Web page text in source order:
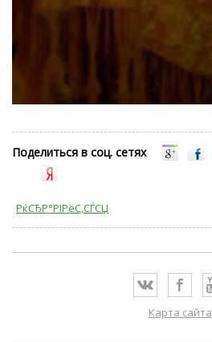
Поделиться в соц. сетях
РќСЂР°РІРёС‚СЃСЏ
Карта сайта